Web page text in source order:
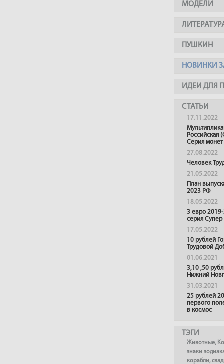
МОДЕЛИ
ПУШКИН
НОВИНКИ
ИДЕИ ДЛЯ
СТАТЬИ
17.11.2022
Российская
Серия монет
27.08.2022
Человек
21.05.2022
План
2023 РФ
18.05.2022
3 евро
серия
17.05.2022
10 рублей
Трудовой
01.06.2021
3,10 ,50
Нижний
31.03.2021
25 рублей
первого
в космос
ТЭГИ
Животные,
знаки
корабли,